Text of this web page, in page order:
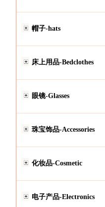
帽子-hats
床上用品-Bedclothes
眼镜-Glasses
珠宝饰品-Accessories
化妆品-Cosmetic
电子产品-Electronics